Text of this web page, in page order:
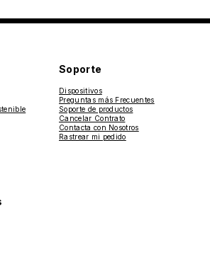
Soporte
Dispositivos
Preguntas más Frecuentes
Soporte de productos
Cancelar Contrato
Contacta con Nosotros
Rastrear mi pedido